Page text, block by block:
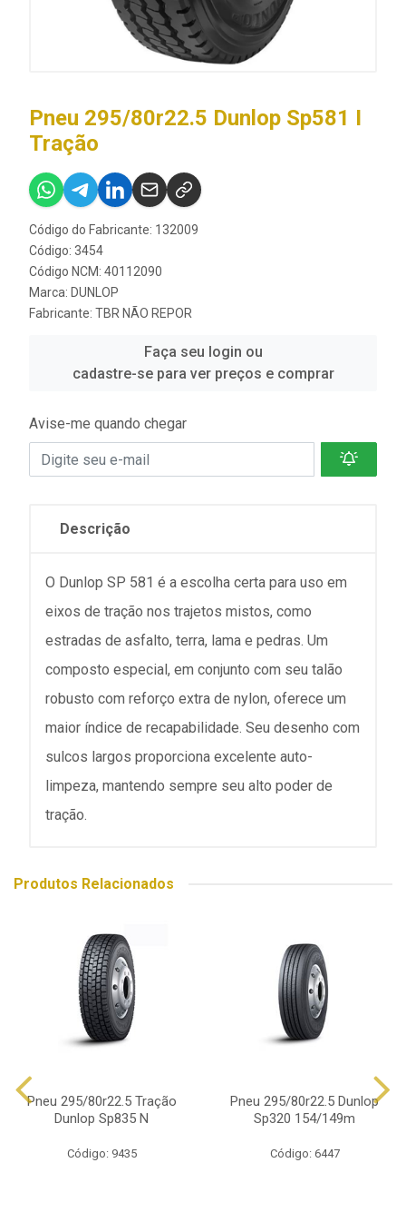
Pneu 295/80r22.5 Dunlop Sp581 I
Tração
Código do Fabricante: 132009
Código: 3454
Código NCM: 40112090
Marca: DUNLOP
Fabricante: TBR NÃO REPOR
Faça seu login ou
cadastre-se para ver preços e comprar
Avise-me quando chegar
Descrição
O Dunlop SP 581 é a escolha certa para uso em
eixos de tração nos trajetos mistos, como
estradas de asfalto, terra, lama e pedras. Um
composto especial, em conjunto com seu talão
robusto com reforço extra de nylon, oferece um
maior índice de recapabilidade. Seu desenho com
sulcos largos proporciona excelente auto-
limpeza, mantendo sempre seu alto poder de
tração.
Produtos Relacionados
Pneu 295/80r22.5 Tração
Dunlop Sp835 N
Código: 9435
Pneu 295/80r22.5 Dunlop
Sp320 154/149m
Código: 6447